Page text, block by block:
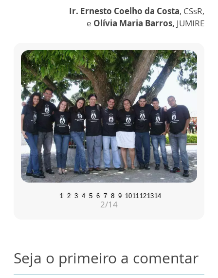
Ir. Ernesto Coelho da Costa, CSsR,
e Olívia Maria Barros, JUMIRE
1 2 3 4 5 6 7 8 9 1011 121314
2/14
Seja o primeiro a comentar